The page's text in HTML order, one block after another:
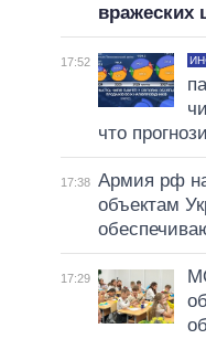
вражеских
17:52
что
17:38 Армия рф
объектам
17:29